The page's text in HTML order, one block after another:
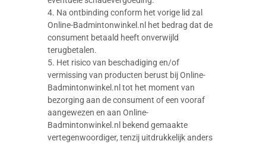
4. Na ontbinding conform het vorige lid zal
Online-Badmintonwinkel.nl het bedrag dat de
consument betaald heeft onverwijld
terugbetalen.
5. Het risico van beschadiging en/of
vermissing van producten berust bij Online-
Badmintonwinkel.nl tot het moment van
bezorging aan de consument of een vooraf
aangewezen en aan Online-
Badmintonwinkel.nl bekend gemaakte
vertegenwoordiger, tenzij uitdrukkelijk anders